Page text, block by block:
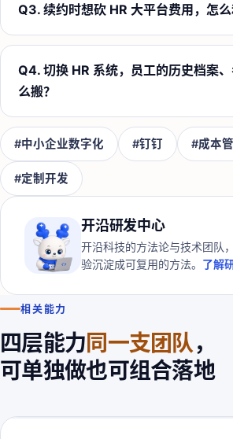
Q3. 续约时想砍 HR 大平台费用，怎么
Q4. 切换 HR 系统，员工的历史档案
么搬？
#中小企业数字化 #钉钉 #成本
#定制开发
开沿研发中心
开沿科技的方法论与技术团队
验沉淀成可复用的方法。 了解
相关能力
四层能力同一支团队，
可单独做也可组合落地